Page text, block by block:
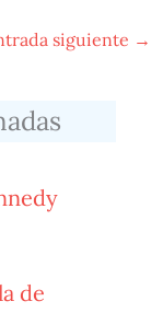
siguiente →
de